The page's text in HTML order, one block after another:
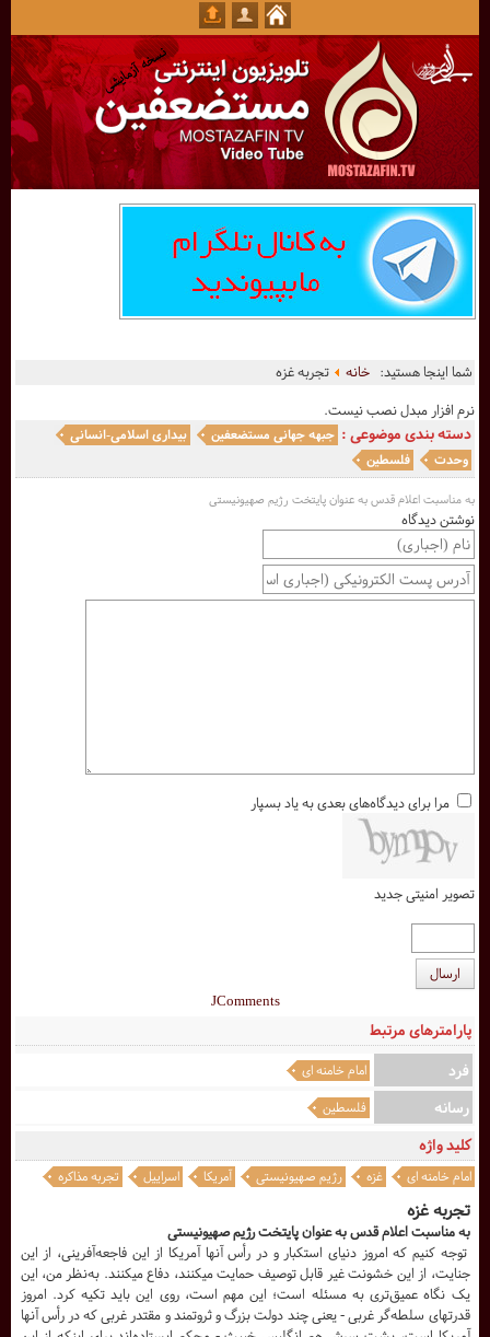
شما اینجا هستید:خانه
تجربه غزه
نرم افزار مبدل نصب نیست.
دسته بندی موضوعی : جبهه جهانی مستضعفین
بیداری اسلامی-انسانی
وحدت
فلسطین
به مناسبت اعلام قدس به عنوان پایتخت رژیم صهیونیستی
تجربه غزه
به مناسبت اعلام قدس به عنوان پایتخت رژیم صهیونیستی
توجه کنیم که امروز دنیاى استکبار و در رأس آنها آمریکا از این فاجعه‌‌آفرینى، از این
جنایت، از این خشونت غیر قابل توصیف حمایت میکنند، دفاع میکنند. به‌‌نظر من، این
یک نگاه عمیق‌‌ترى به مسئله است؛ این مهم است، روى این باید تکیه کرد. امروز
قدرتهاى سلطه‌‌گر غربى - یعنى چند دولت بزرگ و ثروتمند و مقتدر غربى که در رأس آنها
کلید واژه
امام خامنه ای غزه رژیم صهیونیستی آمریکا اسراییل تجربه مذاکره
پارامترهای مرتبط
فرد
امام خامنه ای
رسانه فلسطین
نوشتن دیدگاه
مرا برای دیدگاه‌های بعدی به یاد بسپار
تصویر امنیتی جدید
ارسال
JComments